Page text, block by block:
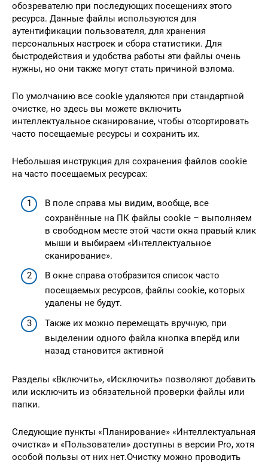
обозревателю при последующих посещениях этого
ресурса. Данные файлы используются для
аутентификации пользователя, для хранения
персональных настроек и сбора статистики. Для
быстродействия и удобства работы эти файлы очень
нужны, но они также могут стать причиной взлома.
По умолчанию все cookie удаляются при стандартной
очистке, но здесь вы можете включить
интеллектуальное сканирование, чтобы отсортировать
часто посещаемые ресурсы и сохранить их.
Небольшая инструкция для сохранения файлов cookie
на часто посещаемых ресурсах:
В поле справа мы видим, вообще, все
сохранённые на ПК файлы cookie – выполняем
в свободном месте этой части окна правый клик
мыши и выбираем «Интеллектуальное
сканирование».
В окне справа отобразится список часто
посещаемых ресурсов, файлы cookie, которых
удалены не будут.
Также их можно перемещать вручную, при
выделении одного файла кнопка вперёд или
назад становится активной
Разделы «Включить», «Исключить» позволяют добавить
или исключить из обязательной проверки файлы или
папки.
Следующие пункты «Планирование» «Интеллектуальная
очистка» и «Пользователи» доступны в версии Pro, хотя
особой пользы от них нет.Очистку можно проводить